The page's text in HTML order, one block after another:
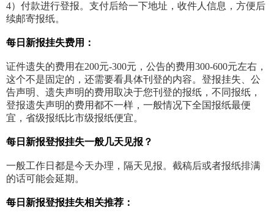
4）付款进行登报。支付后给一下地址，收件人信息，方便后
续邮寄报纸。
每日新报挂失费用：
证件遗失的费用在200元-300元，公告的费用300-600元左右，
这个不是固定的，还需要看具体刊登的内容。登报挂失、公
告声明、遗失声明的费用取决于您刊登的报纸，不同报纸，
登报遗失声明的费用都不一样，一般情况下全国报纸最便
宜，省级报纸比市级报纸便宜。
每日新报登报挂失一般几天见报？
一般工作日都是今天办理，隔天见报。截稿后或者报纸排满
的话可能会延期。
每日新报登报挂失相关推荐：